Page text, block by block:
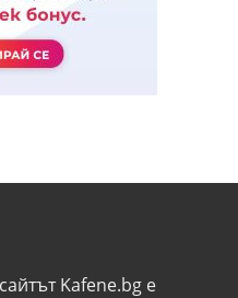
Kafene.bg e